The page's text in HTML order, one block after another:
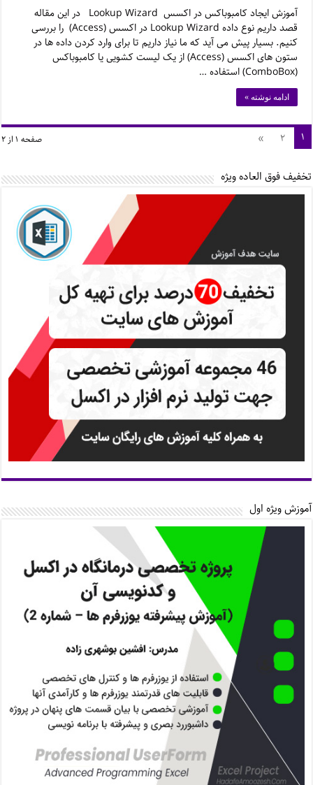
آموزش ایجاد کامبوباکس در اکسس Lookup Wizard در این مقاله
قصد داریم نوع داده Lookup Wizard در اکسس (Access) را بررسی
کنیم. بسیار پیش می آید که ما نیاز داریم تا برای وارد کردن داده ها در
ستون های اکسس (Access) از یک لیست کشویی یا کامبوباکس
(ComboBox) استفاده …
ادامه نوشته »
صفحه ۱ از ۲ ۱ ۲ »
تخفیف فوق العاده ویژه
آموزش ویژه اول